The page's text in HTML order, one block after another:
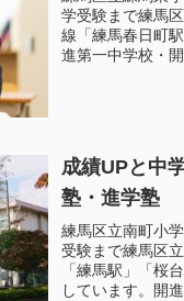
学受験まで練馬
線「練馬春日町
進第一中学校・
成績UPと中
塾・進学塾
練馬区立南町小
受験まで練馬区
「練馬駅」「桜
しています。開